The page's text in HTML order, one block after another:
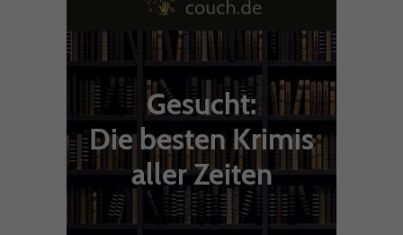
Gesucht:
Die besten Krimis
aller Zeiten